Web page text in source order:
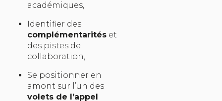
académiques,
Identifier des
complémentarités et
des pistes de
collaboration,
Se positionner en
amont sur l’un des
volets de l’appel